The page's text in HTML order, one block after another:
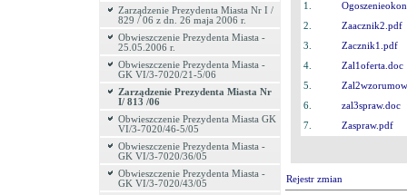
Zarządzenie Prezydenta Miasta Nr I /
829 / 06 z dn. 26 maja 2006 r.
Obwieszczenie Prezydenta Miasta -
25.05.2006 r.
Obwieszczenie Prezydenta Miasta -
GK VI/3-7020/21-5/06
Zarządzenie Prezydenta Miasta Nr
I/ 813 /06
Obwieszczenie Prezydenta Miasta GK
VI/3-7020/46-5/05
Obwieszczenie Prezydenta Miasta -
GK VI/3-7020/36/05
Obwieszczenie Prezydenta Miasta -
GK VI/3-7020/43/05
1.
2.
Zaacznik2.pdf
3.
Zacznik1.pdf
4.
Zal1oferta.doc
5.
6.
zal3spraw.doc
7.
Zaspraw.pdf
Rejestr zmian